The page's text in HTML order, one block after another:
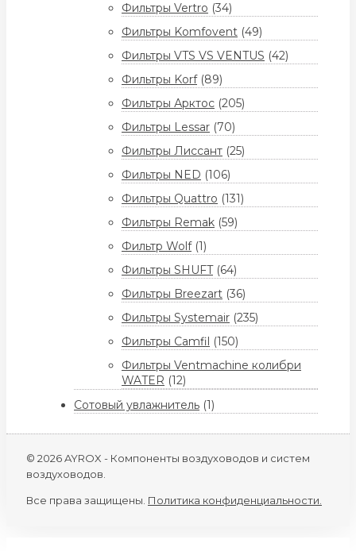
Фильтры Vertro (34)
Фильтры Komfovent (49)
Фильтры VTS VS VENTUS (42)
Фильтры Korf (89)
Фильтры Арктос (205)
Фильтры Lessar (70)
Фильтры Лиссант (25)
Фильтры NED (106)
Фильтры Quattro (131)
Фильтры Remak (59)
Фильтр Wolf (1)
Фильтры SHUFT (64)
Фильтры Breezart (36)
Фильтры Systemair (235)
Фильтры Camfil (150)
Фильтры Ventmachine колибри
WATER (12)
Сотовый увлажнитель (1)
© 2026 AYROX - Компоненты воздуховодов и систем
воздуховодов.
Все права защищены. Политика конфиденциальности.